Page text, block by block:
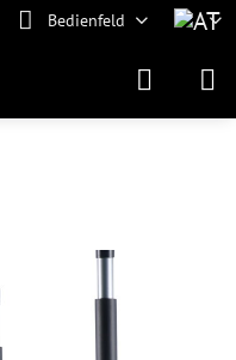
Bedienfeld